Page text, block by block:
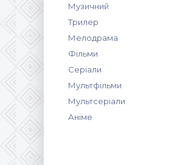
Музичний
Трилер
Мелодрама
Фільми
Серіали
Мультфільми
Мультсеріали
Аніме